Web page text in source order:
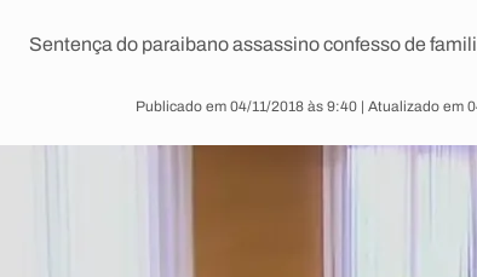
Sentença do paraibano assassino confesso de
Publicado em 04/11/2018 às 9:40 | Atualizado em